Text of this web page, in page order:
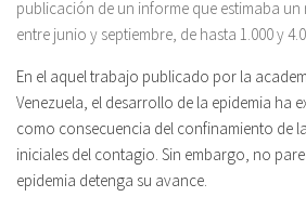
publicación de un informe que estimaba un
entre junio y septiembre, de hasta 1.000 y
En el aquel trabajo publicado por la
Venezuela, el desarrollo de la epidemia ha
como consecuencia del confinamiento de
iniciales del contagio. Sin embargo, no
epidemia detenga su avance.